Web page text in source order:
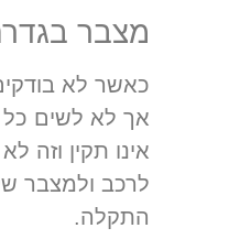
מצבר
כאשר לא
אך לא לשים כל
אינו תקין
לרכב ולמצבר
התקלה.